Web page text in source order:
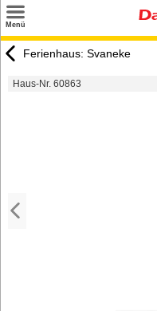
Menü
Urlaubsziele
Ferienhaus: Svaneke
Haus-Nr. 60863